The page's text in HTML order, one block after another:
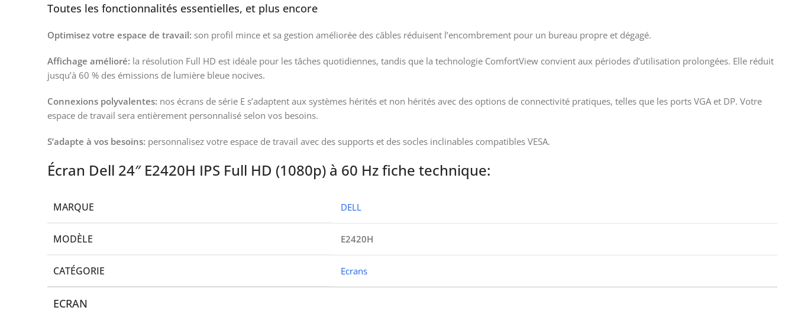
Toutes les fonctionnalités essentielles, et plus encore
Optimisez votre espace de travail: son profil mince et sa gestion améliorée des câbles réduisent l’encombrement pour un bureau propre et dégagé.
Affichage amélioré: la résolution Full HD est idéale pour les tâches quotidiennes, tandis que la technologie ComfortView convient aux périodes d’utilisation prolongées. Elle réduit
jusqu’à 60 % des émissions de lumière bleue nocives.
Connexions polyvalentes: nos écrans de série E s’adaptent aux systèmes hérités et non hérités avec des options de connectivité pratiques, telles que les ports VGA et DP. Votre
espace de travail sera entièrement personnalisé selon vos besoins.
S’adapte à vos besoins: personnalisez votre espace de travail avec des supports et des socles inclinables compatibles VESA.
Écran Dell 24″ E2420H IPS Full HD (1080p) à 60 Hz fiche technique:
MARQUE DELL
MODÈLE E2420H
CATÉGORIE Ecrans
ECRAN